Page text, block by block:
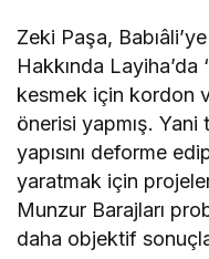
Zeki Paşa,
Hakkında Layiha’da
kesmek için kordon
önerisi yapmış.
yapısını deforme
yaratmak için
Munzur Barajları
daha objektif